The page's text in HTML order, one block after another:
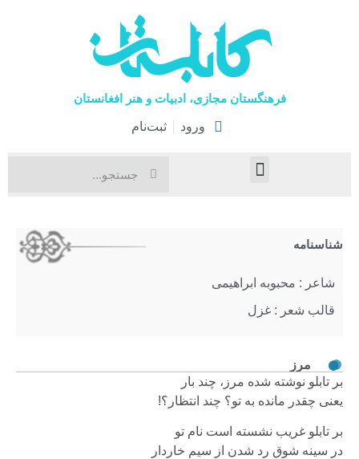
فرهنگستان مجازی، ادبیات و هنر افغانستان
ورود ثبت‌نام
مرز
بر تابلو نوشته شده مرز، چند بار
یعنی چقدر مانده به تو؟ چند انتظار؟!
بر تابلو غریب نشسته است نام تو
در سینه شوق رد شدن از سیم خاردار
شناسنامه
شاعر : محبوبه ابراهیمی
قالب شعر : غزل